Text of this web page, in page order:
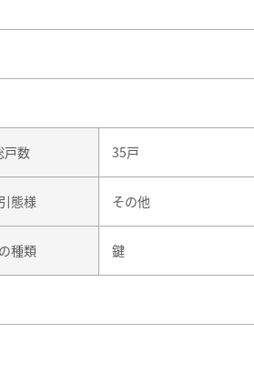
戸数 35戸
態様 その他
種類 鍵